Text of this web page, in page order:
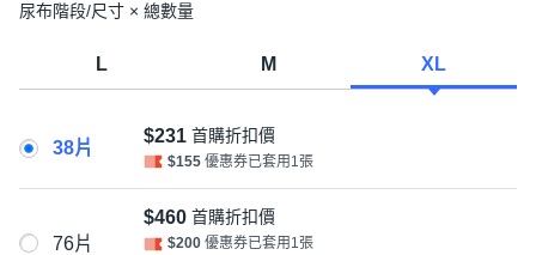
尿布階段/尺寸 × 總數量
L M XL
38片
$231 首購折扣價
$155 優惠券已套用1張
76片
$460 首購折扣價
$200 優惠券已套用1張